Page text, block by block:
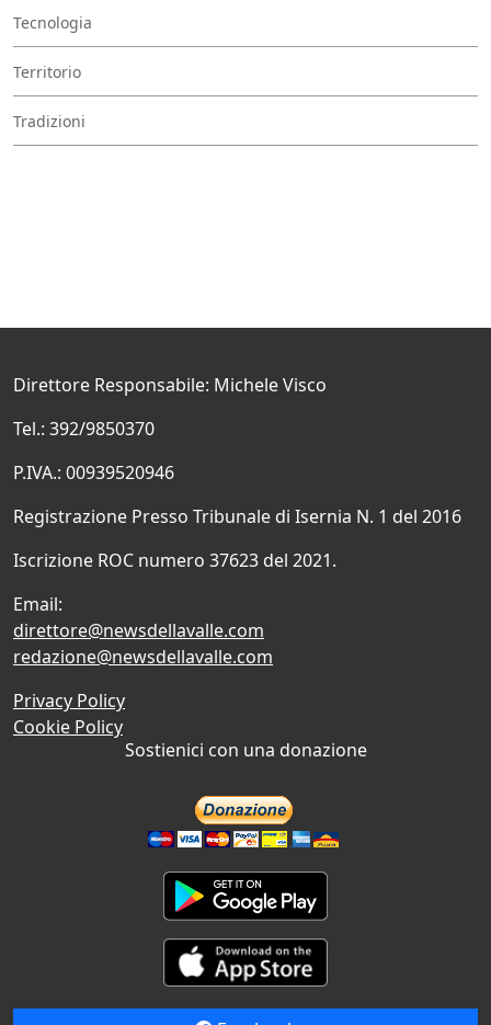
Tecnologia
Territorio
Tradizioni
Direttore Responsabile: Michele Visco
Tel.: 392/9850370
P.IVA.: 00939520946
Registrazione Presso Tribunale di Isernia N. 1 del 2016
Iscrizione ROC numero 37623 del 2021.
Email:
direttore@newsdellavalle.com
redazione@newsdellavalle.com
Privacy Policy
Cookie Policy
Sostienici con una donazione